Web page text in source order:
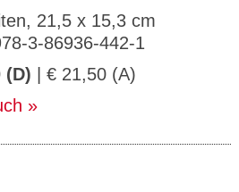
21,5 x 15,3 cm
3-86936-442-1
(D) | € 21,50 (A)